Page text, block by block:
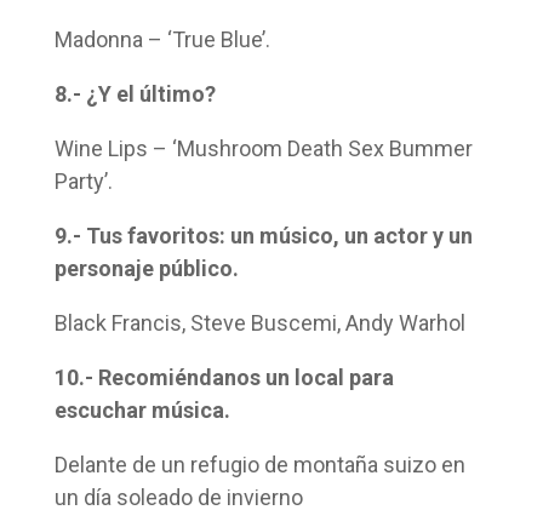
Madonna – ‘True Blue’.
8.- ¿Y el último?
Wine Lips – ‘Mushroom Death Sex Bummer
Party’.
9.- Tus favoritos: un músico, un actor y un
personaje público.
Black Francis, Steve Buscemi, Andy Warhol
10.- Recomiéndanos un local para
escuchar música.
Delante de un refugio de montaña suizo en
un día soleado de invierno